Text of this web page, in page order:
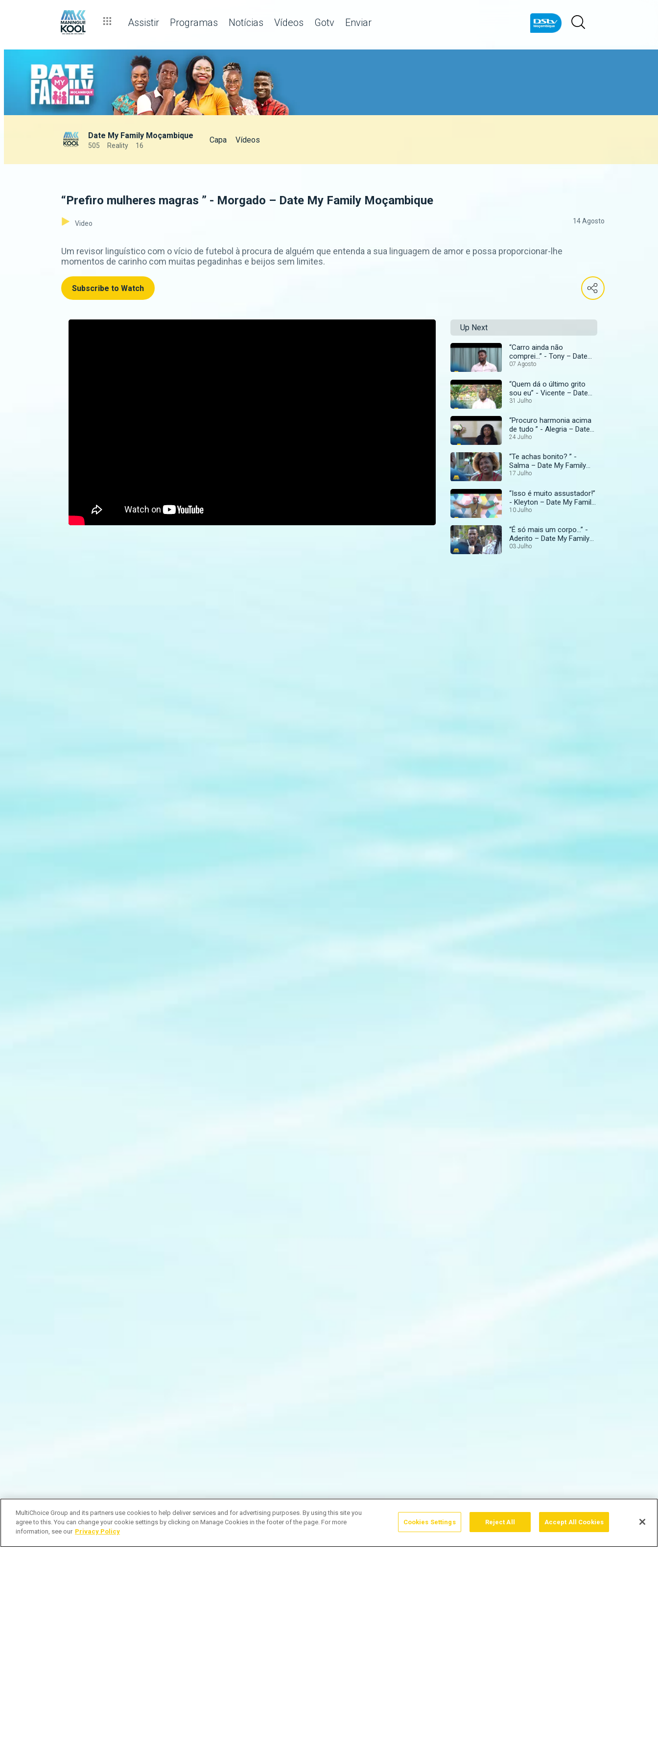
Assistir Programas Notícias Vídeos Gotv Enviar
Date My Family Moçambique
505 Reality 16
Capa Vídeos
“Prefiro mulheres magras ” - Morgado – Date My Family Moçambique
Video 14 Agosto
Um revisor linguístico com o vício de futebol à procura de alguém que entenda a sua linguagem de amor e possa proporcionar-lhe
momentos de carinho com muitas pegadinhas e beijos sem limites.
Subscribe to Watch
Up Next
“Carro ainda não
comprei...” - Tony – Date
My Family Moçambique
07 Agosto
“Quem dá o último grito
sou eu” - Vicente – Date
My Family Moçambique
31 Julho
“Procuro harmonia acima
de tudo ” - Alegria – Date
My Family Moçambique
24 Julho
“Te achas bonito? ” -
Salma – Date My Family
Moçambique
17 Julho
“Isso é muito assustador!”
- Kleyton – Date My Family
Moçambique
10 Julho
“É só mais um corpo...” -
Aderito – Date My Family
Moçambique
03 Julho
MultiChoice Group and its partners use cookies to help deliver services and for advertising purposes. By using this site you
agree to this. You can change your cookie settings by clicking on Manage Cookies in the footer of the page. For more
information, see our Privacy Policy
Cookies Settings Reject All Accept All Cookies